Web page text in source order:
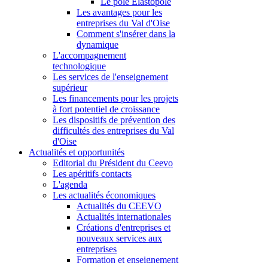
Les avantages pour les
entreprises du Val d'Oise
Comment s'insérer dans la
dynamique
L'accompagnement
technologique
Les services de l'enseignement
supérieur
Les financements pour les projets
à fort potentiel de croissance
Les dispositifs de prévention des
difficultés des entreprises du Val
d'Oise
Actualités et opportunités
Editorial du Président du Ceevo
Les apéritifs contacts
L'agenda
Les actualités économiques
Actualités du CEEVO
Actualités internationales
Créations d'entreprises et
nouveaux services aux
entreprises
Formation et enseignement